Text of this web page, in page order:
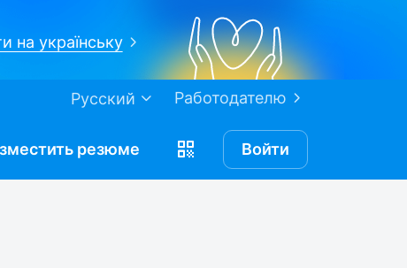
на українську
Работодателю
Русский
резюме Войти